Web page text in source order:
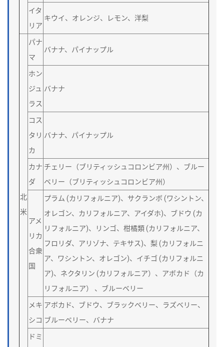
イタ
リア
キウイ、オレンジ、レモン、洋梨
北
米
パナ
マ
バナナ、パイナップル
ホン
ジュ
ラス
バナナ
コス
タリ
カ
バナナ、パイナップル
カナ
ダ
チェリー（ブリティッシュコロンビア州）、ブルー
ベリー（ブリティッシュコロンビア州）
アメ
リカ
合衆
国
プラム (カリフォルニア)、サクランボ (ワシントン、
オレゴン、カリフォルニア、アイダホ)、ブドウ (カ
リフォルニア)、リンゴ、柑橘類 (カリフォルニア、
フロリダ、アリゾナ、テキサス)、梨 (カリフォルニ
ア、ワシントン、オレゴン)、イチゴ (カリフォルニ
ア)、ネクタリン (カリフォルニア）、アボカド（カ
リフォルニア） 、ブルーベリー
メキ
シコ
アボカド、ブドウ、ブラックベリー、ラズベリー、
ブルーベリー、バナナ
ドミ